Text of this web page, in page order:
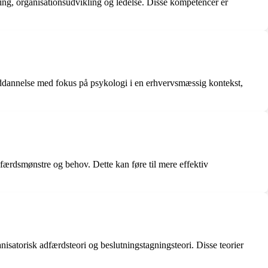
med fokus på psykologi i en erhvervsmæssig kontekst,
og behov. Dette kan føre til mere effektiv
adfærdsteori og beslutningstagningsteori. Disse teorier